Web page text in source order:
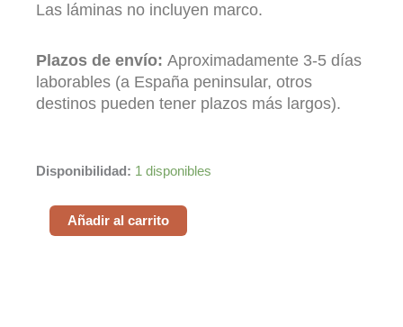
Las láminas no incluyen marco.
Plazos de envío: Aproximadamente 3-5 días
laborables (a España peninsular, otros
destinos pueden tener plazos más largos).
Disponibilidad: 1 disponibles
Aftersun
Añadir al carrito